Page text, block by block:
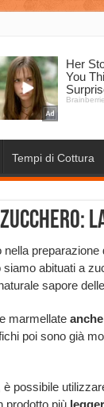
Tempi di Cottura
preparazione
abituati a
sapore
marmellate
poi sono già
possibile
prodotto più